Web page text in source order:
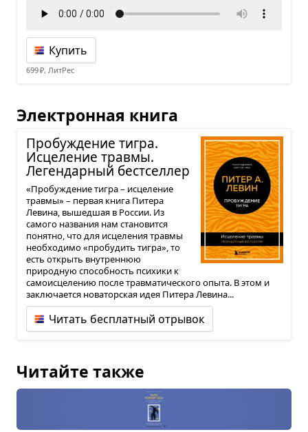
Купить
699 ₽, ЛитРес
Электронная книга
Про­бу­жде­ние тигра.
Исце­ле­ние травмы.
Леген­дар­ный бест­сел­лер
«Пробуждение тигра – исцеление
травмы» – первая книга Питера
Левина, вышедшая в России. Из
самого названия нам становится
понятно, что для исцеления травмы
необходимо «пробудить тигра», то
есть открыть внутреннюю
природную способность психики к
самоисцелению после травматического опыта. В этом и
заключается новаторская идея Питера Левина...
Читать бесплатный отрывок
Читайте также